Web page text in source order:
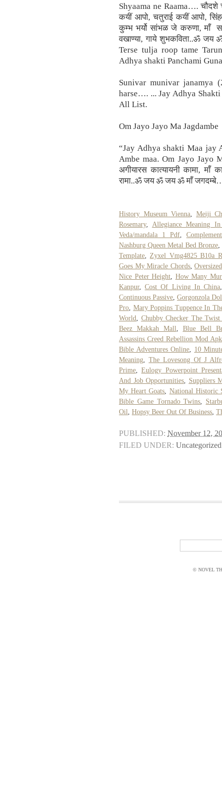
Shyaama ne Raama…. चौदशे
कयीं आपो, चतुराई कयीं आपो,
कुम्भ भर्यो सांभळ जे करुणा, माँ
वखाण्या, गाये शुभकविता..ॐ
Terse tulja roop tame
Adhya shakti Panchami
Sunivar munivar janamya
harse…. ... Jay Adhya
All List.
Om Jayo Jayo Ma Jagdambe
“Jay Adhya shakti Maa jay
Ambe maa. Om Jayo Jayo
अगीयारस कात्यायनी कामा, माँ
रामा..ॐ जय ॐ जय ॐ माँ
History Museum Vienna
Meiji
Rosemary, Allegiance Meaning
Veda/mandala 1 Pdf
Nashburg Queen Metal Bed Bronze
Template
Zyxel Vmg4825 B10a
Goes My Miracle Chords,
Nice Peter Height
How Many
Kanpur,Cost Of Living In China
Continuous Passive ,Gorgonzola
Pro Mary Poppins Tuppence In
World
Chubby Checker The Twist
Beez Makkah Mall
Blue Bell
Assassins Creed Rebellion Mod
Bible Adventures Online
10
Meaning
The Lovesong Of J
Prime ,Eulogy Powerpoint
And Job Opportunities
Suppliers
My Heart Goats
National Historic
Bible Game Tornado Twins
Oil
Hopsy Beer Out Of Business
PUBLISHED: November 12,
FILED UNDER: Uncategorized
© NOVEL